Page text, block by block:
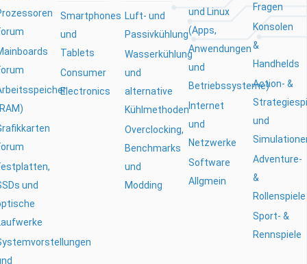
und
Smartphones
und
Tablets
Consumer
Electronics
Luft- und
Passivkühlung
Wasserkühlung
und
alternative
Kühlmethoden
Overclocking,
Benchmarks
und
Modding
und Linux
(Apps,
Anwendungen
und
Betriebssysteme)
Internet
und
Netzwerke
Software
Allgmein
Fragen
Konsolen
&
Handhelds
Action- &
und
Adventure-
&
Rollenspiele
Sport- &
Rennspiele